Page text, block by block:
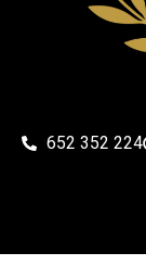
652 352 224